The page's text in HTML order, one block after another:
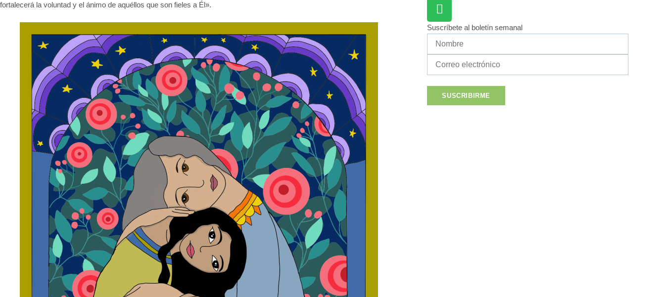
fortalecerá la voluntad y el ánimo de aquéllos que son fieles a Él».
Suscríbete al boletín semanal